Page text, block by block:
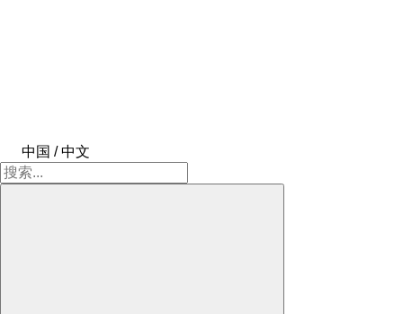
中国 / 中文